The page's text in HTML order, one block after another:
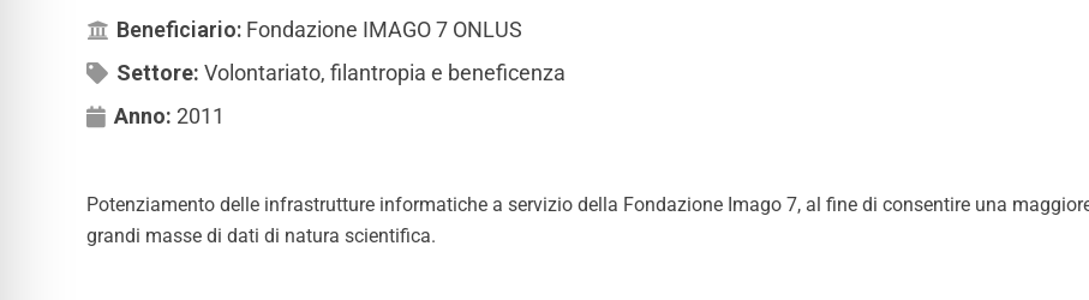
Beneficiario: Fondazione IMAGO 7 ONLUS
Settore: Volontariato, filantropia e beneficenza
Anno: 2011
Potenziamento delle infrastrutture informatiche a servizio della Fondazione Imago 7, al fine di consentire una
grandi masse di dati di natura scientifica.